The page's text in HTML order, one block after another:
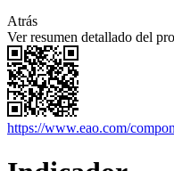
Atrás
Ver resumen detallado del
https://www.eao.com/